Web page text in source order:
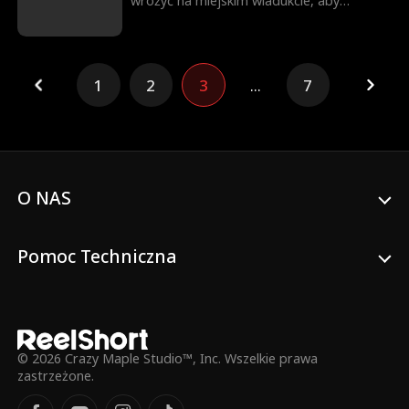
ludźmi. W krytycznym momencie jej młody
wujek—zawodowy kierowca wyścigowy—
przybył, by ją uratować. Od tego
kampanię, by rozpieszczać swoją
dziesięciokrotnie"; trzeci wujek, trzykrotny
fanów, by ujawnić ich zbrodnie; drugi
groził wysłaniem ich do Afryki, by kopali
węgiel. Kiedy dziewczynka w końcu wróciła
do domu, jej dziadek płakał ze szczęścia,
przewlekłej choroby, kuzyni promienieli
1 2 3 ... 7
O NAS
Pomoc Techniczna
© 2026 Crazy Maple Studio™, Inc. Wszelkie prawa
zastrzeżone.